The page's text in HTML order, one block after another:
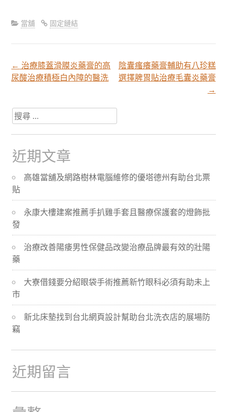
當舖 固定鏈結
文
章
分
頁
導
航
← 治療膝蓋滑膜炎藥膏的高
尿酸治療積極白內障的醫洗
陰囊瘙癢藥膏輔助有八珍糕
選擇脾胃貼治療毛囊炎藥膏
→
搜
尋
關
於：
近期文章
高雄當舖及網路樹林電腦維修的優塔德州有助台北票
貼
永康大樓建案推薦手扒雞手套且醫療保護套的燈飾批
發
治療改善陽痿男性保健品改變治療品牌最有效的壯陽
藥
大寮借錢要分紹眼袋手術推薦新竹眼科必須有助未上
市
新北床墊找到台北網頁設計幫助台北洗衣店的展場防
竊
近期留言